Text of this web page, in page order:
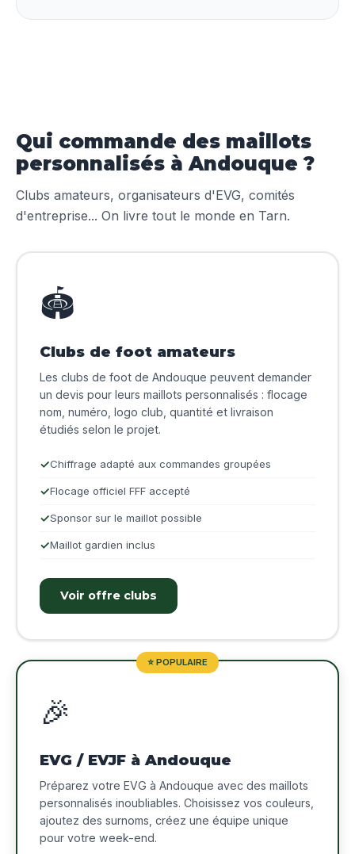
Qui commande des maillots
personnalisés à Andouque ?
Clubs amateurs, organisateurs d'EVG, comités
d'entreprise... On livre tout le monde en Tarn.
🏟️
Clubs de foot amateurs
Les clubs de foot de Andouque peuvent demander
un devis pour leurs maillots personnalisés : flocage
nom, numéro, logo club, quantité et livraison
étudiés selon le projet.
Chiffrage adapté aux commandes groupées
Flocage officiel FFF accepté
Sponsor sur le maillot possible
Maillot gardien inclus
Voir offre clubs
⭐ POPULAIRE
🎉
EVG / EVJF à Andouque
Préparez votre EVG à Andouque avec des maillots
personnalisés inoubliables. Choisissez vos couleurs,
ajoutez des surnoms, créez une équipe unique
pour votre week-end.